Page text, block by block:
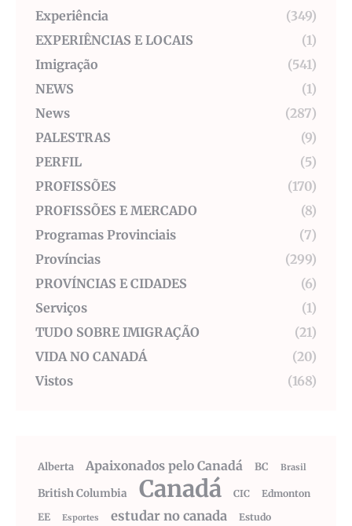
Experiência
(349)
EXPERIÊNCIAS E LOCAIS
(1)
Imigração
(541)
NEWS
(1)
News
(287)
PALESTRAS
(9)
PERFIL
(5)
PROFISSÕES
(170)
PROFISSÕES E MERCADO
(8)
Programas Provinciais
(7)
Províncias
(299)
PROVÍNCIAS E CIDADES
(6)
Serviços
(1)
TUDO SOBRE IMIGRAÇÃO
(21)
VIDA NO CANADÁ
(20)
Vistos
(168)
Alberta Apaixonados pelo Canadá BC Brasil
British Columbia Canadá CIC
Edmonton
EE
Esportes estudar no canada Estudo